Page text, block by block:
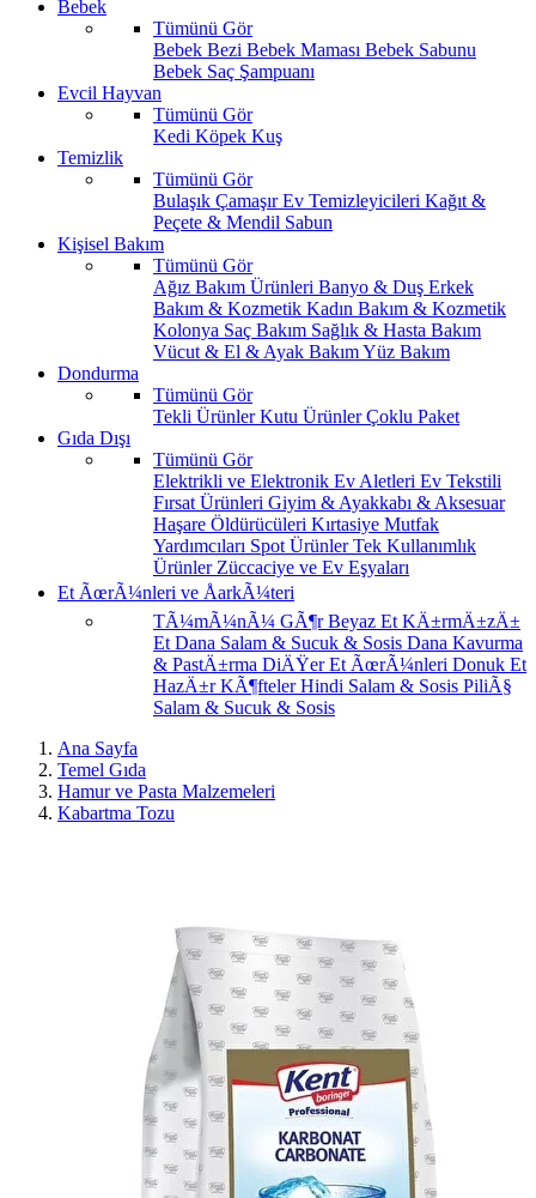
Bebek
Tümünü Gör
Bebek Bezi Bebek Maması Bebek Sabunu
Bebek Saç Şampuanı
Evcil Hayvan
Tümünü Gör
Kedi Köpek Kuş
Temizlik
Tümünü Gör
Bulaşık ÇamaşırEv Temizleyicileri Kağıt &
Peçete & Mendil Sabun
Kişisel Bakım
Tümünü Gör
Ağız Bakım Ürünleri Banyo & Duş Erkek
Bakım & Kozmetik Kadın Bakım & Kozmetik
Kolonya Saç Bakım Sağlık & Hasta Bakım
Vücut & El & Ayak BakımYüz Bakım
Dondurma
Tümünü Gör
Tekli ÜrünlerKutu ÜrünlerÇoklu Paket
Gıda Dışı
Tümünü Gör
Elektrikli ve Elektronik Ev Aletleri Ev Tekstili
Fırsat Ürünleri Giyim & Ayakkabı & Aksesuar
Haşare Öldürücüleri Kırtasiye Mutfak
Yardımcıları Spot ÜrünlerTek Kullanımlık
Ürünler Züccaciye ve Ev Eşyaları
Et ÃœrÃ¼nleri ve ÅarkÃ¼teri
TÃ¼mÃ¼nÃ¼ GÃ¶rBeyaz Et KÄ±rmÄ±zÄ±
Et Dana Salam & Sucuk & Sosis Dana Kavurma
& PastÄ±rma DiÄŸer Et ÃœrÃ¼nleri Donuk Et
HazÄ±r KÃ¶ftelerHindi Salam & Sosis PiliÃ§
Salam & Sucuk & Sosis
Ana Sayfa
Temel Gıda
Hamur ve Pasta Malzemeleri
Kabartma Tozu